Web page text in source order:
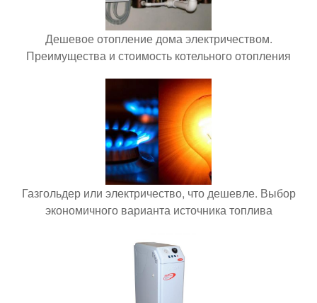
Дешевое отопление дома электричеством.
Преимущества и стоимость котельного отопления
Газгольдер или электричество, что дешевле. Выбор
экономичного варианта источника топлива